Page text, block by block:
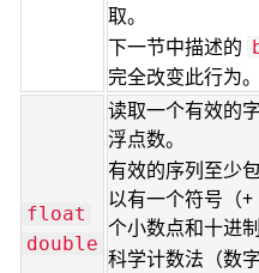
取。
下一节中描述的
完全改变此行为。
float
double
读取一个有效的
浮点数。
有效的序列至少
以有一个符号（
个小数点和十进制
科学计数法（数